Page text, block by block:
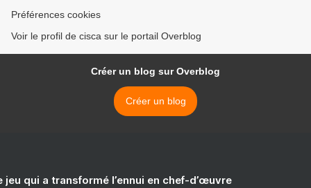
Préférences cookies
Voir le profil de cisca sur le portail Overblog
Créer un blog sur Overblog
Créer un blog
jeu qui a transformé l’ennui en chef-d’œuvre